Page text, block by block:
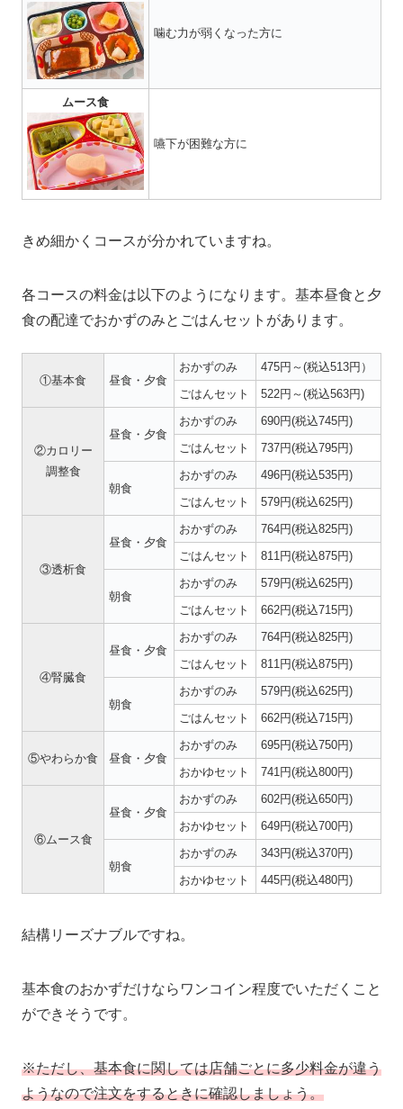
噛む力が弱くなった方に
ムース食
嚥下が困難な方に
きめ細かくコースが分かれていますね。
各コースの料金は以下のようになります。基本昼食と夕
食の配達でおかずのみとごはんセットがあります。
①基本食 昼食・夕食
おかずのみ
475円～(税込513円）
ごはんセット
522円～(税込563円)
②カロリー
調整食
昼食・夕食
おかずのみ
690円(税込745円)
ごはんセット
737円(税込795円)
朝食
おかずのみ
496円(税込535円)
ごはんセット
579円(税込625円)
③透析食
昼食・夕食
おかずのみ
764円(税込825円)
ごはんセット
811円(税込875円)
朝食
おかずのみ
579円(税込625円)
ごはんセット
662円(税込715円)
④腎臓食
昼食・夕食
おかずのみ
764円(税込825円)
ごはんセット
811円(税込875円)
朝食
おかずのみ
579円(税込625円)
ごはんセット
662円(税込715円)
⑤やわらか食 昼食・夕食
おかずのみ
695円(税込750円)
おかゆセット
741円(税込800円)
⑥ムース食
昼食・夕食
おかずのみ
602円(税込650円)
おかゆセット
649円(税込700円)
朝食
おかずのみ
343円(税込370円)
おかゆセット
445円(税込480円)
結構リーズナブルですね。
基本食のおかずだけならワンコイン程度でいただくこと
ができそうです。
※ただし、基本食に関しては店舗ごとに多少料金が違う
ようなので注文をするときに確認しましょう。